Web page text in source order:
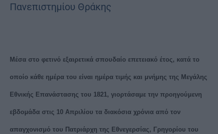
Πανεπιστημίου Θράκης
Μέσα στο φετινό εξαιρετικά σπουδαίο επετειακό έτος, κατά το
οποίο κάθε ημέρα του είναι ημέρα τιμής και μνήμης της Μεγάλης
Εθνικής Επανάστασης του 1821, γιορτάσαμε την προηγούμενη
εβδομάδα στις 10 Απριλίου τα διακόσια χρόνια από τον
απαγχονισμό του Πατριάρχη της Εθνεγερσίας, Γρηγορίου του